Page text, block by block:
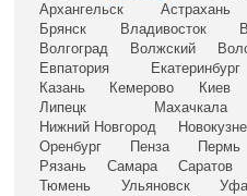
Архангельск
Астрахань
Брянск
Владивосток
Волгоград
Волжский
Евпатория
Екатеринбург
Казань
Кемерово Киев
Липецк
Махачкала
Нижний Новгород
Оренбург
Пенза Пермь
Рязань
Самара Саратов
Тюмень
Ульяновск Уфа